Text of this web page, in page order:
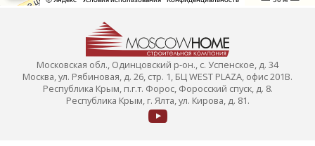
Московская обл., Одинцовский р-он., с. Успенское, д. 34
Москва, ул. Рябиновая, д. 26, стр. 1, БЦ WEST PLAZA, офис 201В.
Республика Крым, п.г.т. Форос, Форосский спуск, д. 8.
Республика Крым, г. Ялта, ул. Кирова, д. 81.